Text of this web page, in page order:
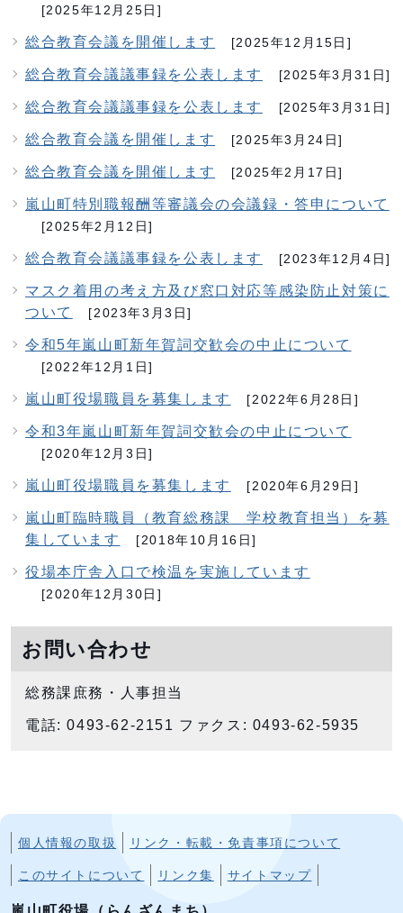
[2025年12月25日]
総合教育会議を開催します [2025年12月15日]
総合教育会議議事録を公表します [2025年3月31日]
総合教育会議議事録を公表します [2025年3月31日]
総合教育会議を開催します [2025年3月24日]
総合教育会議を開催します [2025年2月17日]
嵐山町特別職報酬等審議会の会議録・答申について
[2025年2月12日]
総合教育会議議事録を公表します [2023年12月4日]
マスク着用の考え方及び窓口対応等感染防止対策に
ついて
[2023年3月3日]
令和5年嵐山町新年賀詞交歓会の中止について
[2022年12月1日]
嵐山町役場職員を募集します [2022年6月28日]
令和3年嵐山町新年賀詞交歓会の中止について
[2020年12月3日]
嵐山町役場職員を募集します [2020年6月29日]
嵐山町臨時職員（教育総務課 学校教育担当）を募
集しています
[2018年10月16日]
役場本庁舎入口で検温を実施しています
[2020年12月30日]
お問い合わせ
総務課庶務・人事担当
電話: 0493-62-2151 ファクス: 0493-62-5935
個人情報の取扱 リンク・転載・免責事項について
このサイトについて リンク集 サイトマップ